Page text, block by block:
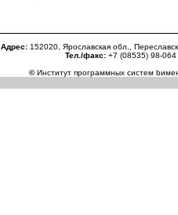
Адрес:152020, Ярославская обл.,
Тел./факс: +7 (08535) 98-
©Институт программных систем b